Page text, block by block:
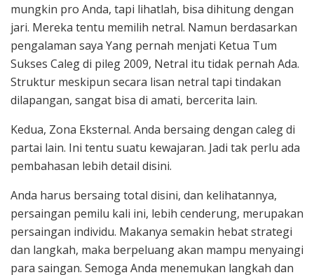
mungkin pro Anda, tapi lihatlah, bisa dihitung dengan
jari. Mereka tentu memilih netral. Namun berdasarkan
pengalaman saya Yang pernah menjati Ketua Tum
Sukses Caleg di pileg 2009, Netral itu tidak pernah Ada.
Struktur meskipun secara lisan netral tapi tindakan
dilapangan, sangat bisa di amati, bercerita lain.
Kedua, Zona Eksternal. Anda bersaing dengan caleg di
partai lain. Ini tentu suatu kewajaran. Jadi tak perlu ada
pembahasan lebih detail disini.
Anda harus bersaing total disini, dan kelihatannya,
persaingan pemilu kali ini, lebih cenderung, merupakan
persaingan individu. Makanya semakin hebat strategi
dan langkah, maka berpeluang akan mampu menyaingi
para saingan. Semoga Anda menemukan langkah dan